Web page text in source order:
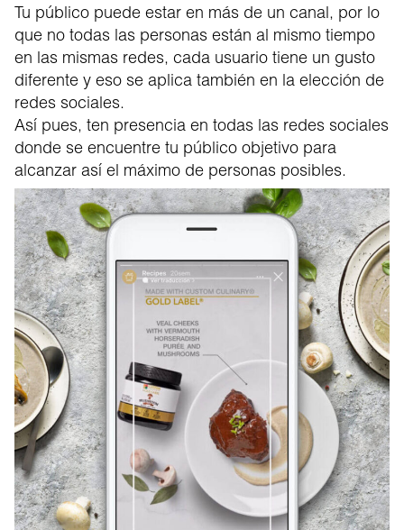
Tu público puede estar en más de un canal, por lo
que no todas las personas están al mismo tiempo
en las mismas redes, cada usuario tiene un gusto
diferente y eso se aplica también en la elección de
redes sociales.
Así pues, ten presencia en todas las redes sociales
donde se encuentre tu público objetivo para
alcanzar así el máximo de personas posibles.